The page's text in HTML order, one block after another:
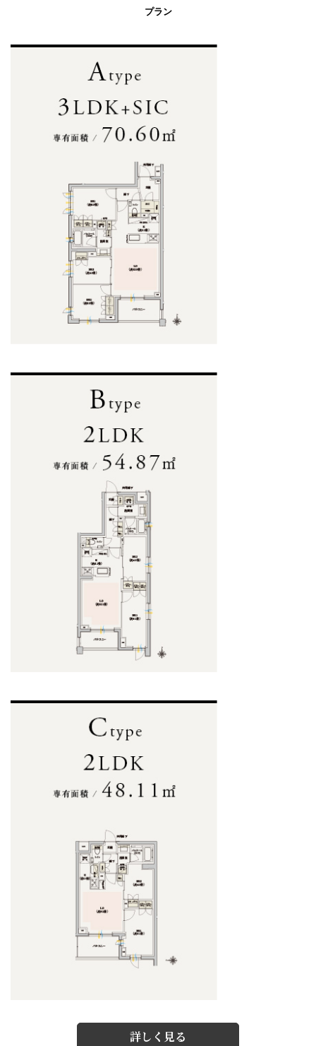
プラン
詳しく見る